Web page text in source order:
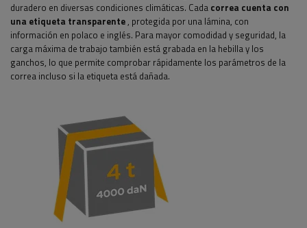
duradero en diversas condiciones climáticas. Cada correa cuenta con
una etiqueta transparente, protegida por una lámina, con
información en polaco e inglés. Para mayor comodidad y seguridad, la
carga máxima de trabajo también está grabada en la hebilla y los
ganchos, lo que permite comprobar rápidamente los parámetros de la
correa incluso si la etiqueta está dañada.